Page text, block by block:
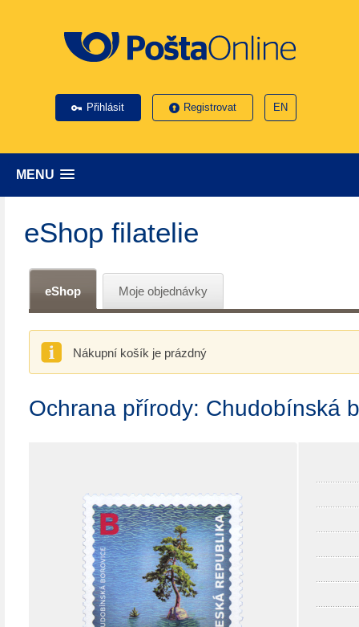
Přihlásit Registrovat EN
MENU
eShop filatelie
eShop Moje objednávky
Nákupní košík je prázdný
Ochrana přírody: Chudobínská